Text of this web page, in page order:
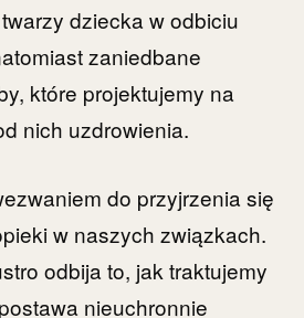
dziecka w odbiciu
zaniedbane
które projektujemy na
nich uzdrowienia.
do przyjrzenia się
w naszych związkach.
odbija to, jak traktujemy
nieuchronnie